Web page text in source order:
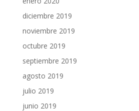
diciembre 2019
noviembre 2019
octubre 2019
septiembre 2019
agosto 2019
julio 2019
junio 2019